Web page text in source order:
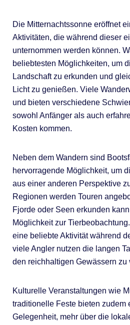
Die Mitternachtssonne eröffnet
Aktivitäten, die während dieser
unternommen werden können.
beliebtesten Möglichkeiten, um
Landschaft zu erkunden und
Licht zu genießen. Viele
und bieten verschiedene
sowohl Anfänger als auch
Kosten kommen.
Neben dem Wandern sind
hervorragende Möglichkeit, um
aus einer anderen Perspektive
Regionen werden Touren
Fjorde oder Seen erkunden
Möglichkeit zur
eine beliebte Aktivität während
viele Angler nutzen die langen
den reichhaltigen Gewässern zu
Kulturelle Veranstaltungen wie
traditionelle Feste bieten zudem
Gelegenheit, mehr über die